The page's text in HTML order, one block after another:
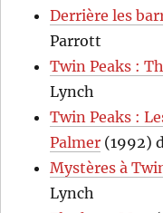
Derrière les
Parrott
Twin Peaks :
Lynch
Twin Peaks :
Palmer (1992)
Mystères à
Lynch